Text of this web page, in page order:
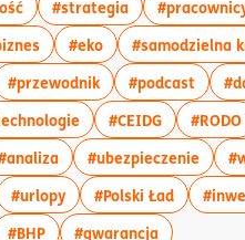
z tagiem:#marketing
więcej artykułów z
#strategiawięcej
społecznościowe
tagiem:#marka
więcej artykułów z
#ekowięcej artykułów z
#samodzielna
z tagiem:#automatyzacja
artykułów z tagiem:#AI
#przewodnikwięcej artykułów z
#podcastwięcej
artykułów z tagiem:#service
więcej artykułów z
#CEIDGwięcej#RODO
artykułów z
więcej artykułów z
#ubezpieczenie
z tagiem:#płynność finansowa
artykułów z tagiem:#badanie
#urlopywięcej artykułów z
#Polski Ładwięcej
z tagiem:#REGON
artykułów z tagiem:#SEM
#BHPwięcej artykułów z
#gwarancjawięcej